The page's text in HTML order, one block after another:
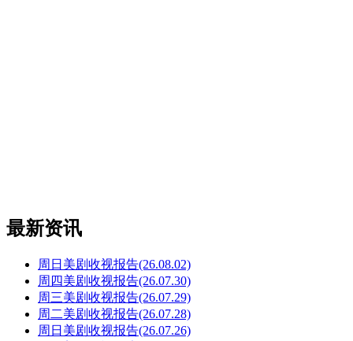
最新资讯
周日美剧收视报告(26.08.02)
周四美剧收视报告(26.07.30)
周三美剧收视报告(26.07.29)
周二美剧收视报告(26.07.28)
周日美剧收视报告(26.07.26)